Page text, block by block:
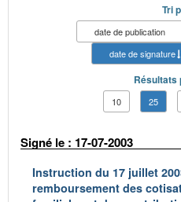
Tri
date de publication
date de signature
Résultats
10 25
Signé le : 17-07-2003
Instruction du 17 juillet
remboursement des